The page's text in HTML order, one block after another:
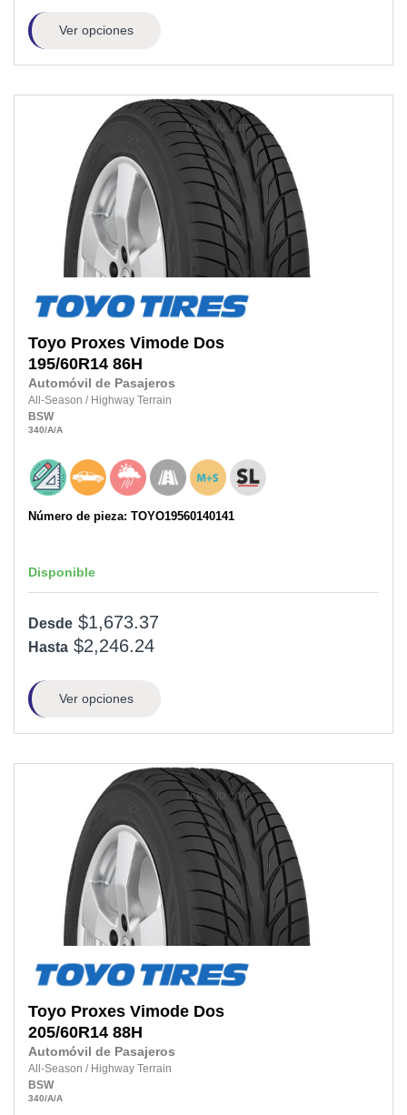
Ver opciones
Toyo Proxes Vimode Dos
195/60R14 86H
Automóvil de Pasajeros
All-Season / Highway Terrain
BSW
340/A/A
Número de pieza: TOYO19560140141
Disponible
Desde $1,673.37
Hasta $2,246.24
Ver opciones
Toyo Proxes Vimode Dos
205/60R14 88H
Automóvil de Pasajeros
All-Season / Highway Terrain
BSW
340/A/A